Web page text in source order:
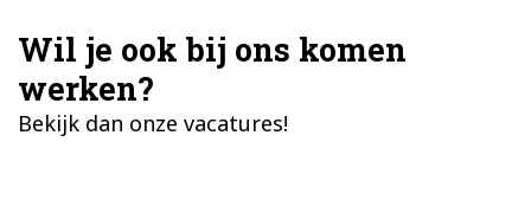
Wil je ook bij ons komen
werken?
Bekijk dan onze vacatures!